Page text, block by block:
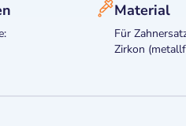
Material
Für
Zirkon